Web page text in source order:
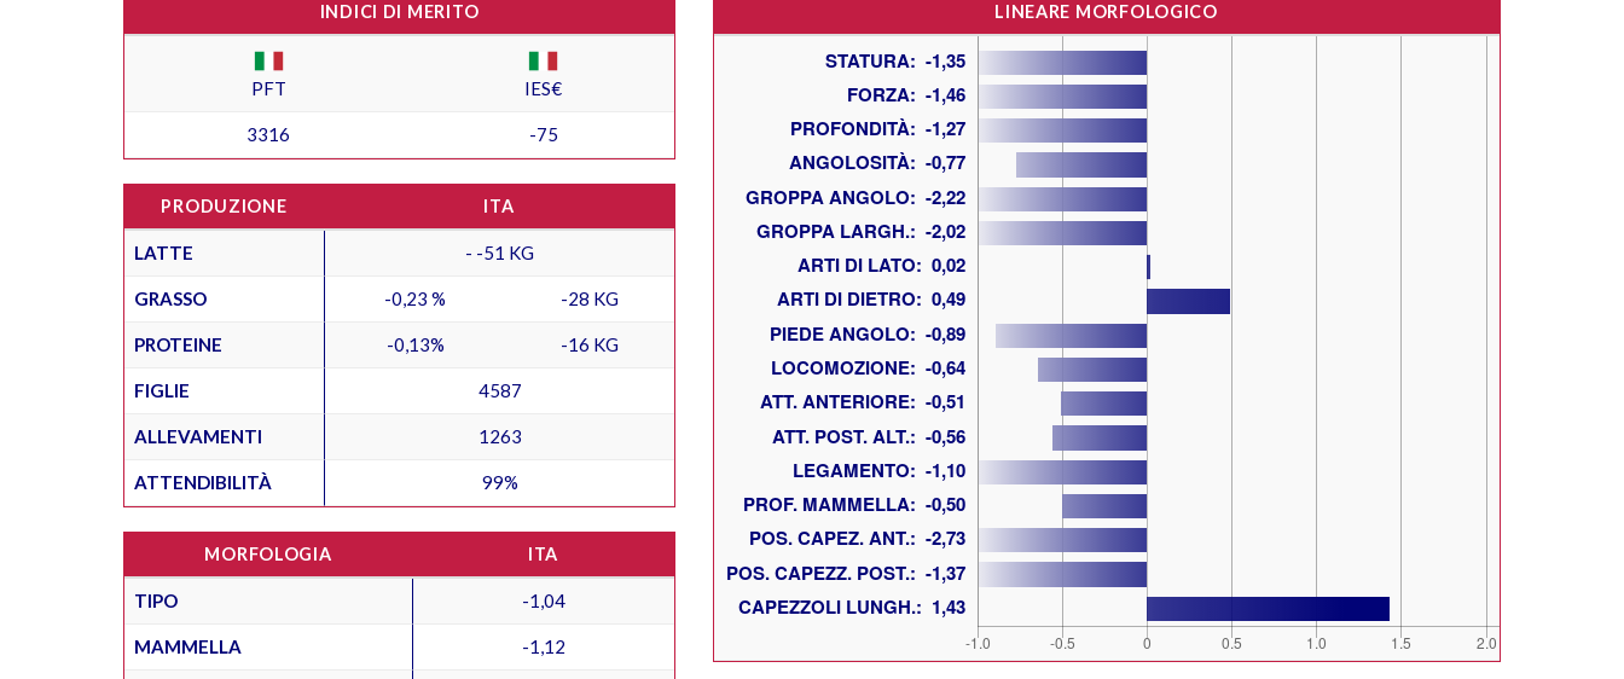
INDICI DI MERITO
PFT IES€
3316 -75
PRODUZIONE ITA
LATTE - -51 KG
GRASSO -0,23 % -28 KG
PROTEINE -0,13% -16 KG
FIGLIE 4587
ALLEVAMENTI 1263
ATTENDIBILITÀ 99%
MORFOLOGIA ITA
TIPO -1,04
MAMMELLA -1,12
LINEARE MORFOLOGICO